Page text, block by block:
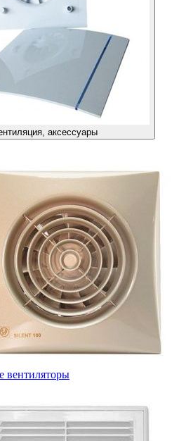
аксессуары
вентиляторы